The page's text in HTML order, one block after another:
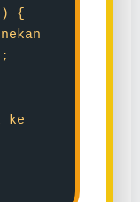
{
ke